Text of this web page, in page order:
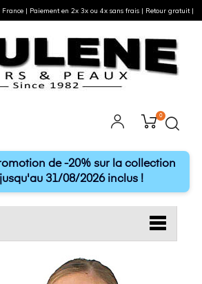
0
de -20% sur la collection
31/08/2026 inclus !
| Paiement en 2x 3x ou 4x sans frais | Retour gratuit |